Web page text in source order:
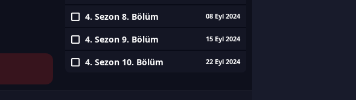
4. Sezon 8. Bölüm 08 Eyl 2024
4. Sezon 9. Bölüm 15 Eyl 2024
4. Sezon 10. Bölüm 22 Eyl 2024